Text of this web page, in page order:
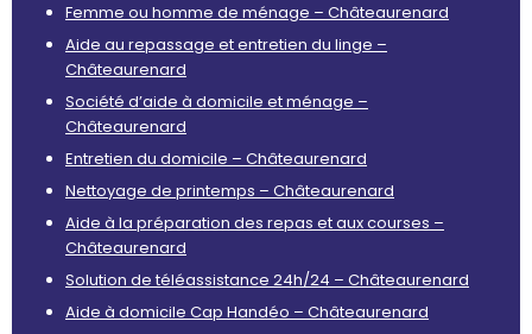
Femme ou homme de ménage – Châteaurenard
Aide au repassage et entretien du linge –
Châteaurenard
Société d’aide à domicile et ménage –
Châteaurenard
Entretien du domicile – Châteaurenard
Nettoyage de printemps – Châteaurenard
Aide à la préparation des repas et aux courses –
Châteaurenard
Solution de téléassistance 24h/24 – Châteaurenard
Aide à domicile Cap Handéo – Châteaurenard